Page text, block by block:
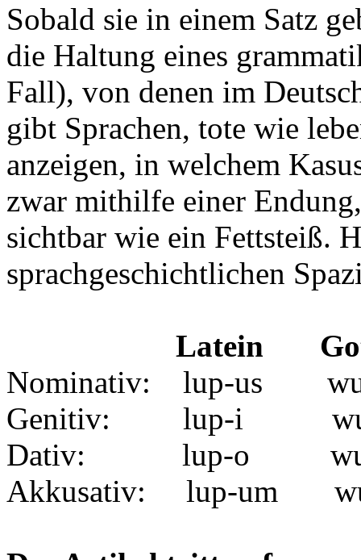
Sobald sie in einem Satz
die Haltung eines
Fall), von denen im
gibt Sprachen, tote wie
anzeigen, in welchem
zwar mithilfe einer
sichtbar wie ein Fettsteiß.
sprachgeschichtlichen
Latein
Nominativ: lup-us
Genitiv:
lup-i
Dativ: lup-o
Akkusativ:
lup-um